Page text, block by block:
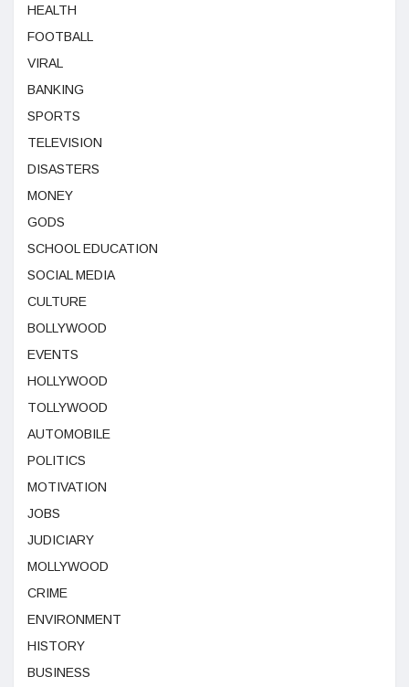
HEALTH
FOOTBALL
VIRAL
BANKING
SPORTS
TELEVISION
DISASTERS
MONEY
GODS
SCHOOL EDUCATION
SOCIAL MEDIA
CULTURE
BOLLYWOOD
EVENTS
HOLLYWOOD
TOLLYWOOD
AUTOMOBILE
POLITICS
MOTIVATION
JOBS
JUDICIARY
MOLLYWOOD
CRIME
ENVIRONMENT
HISTORY
BUSINESS